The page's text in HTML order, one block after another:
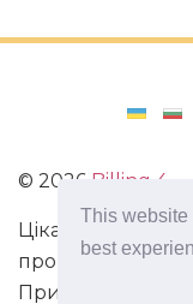
This website
best
© 2026 Billing 4
Цікаві та
про виживання в
Пригоди,